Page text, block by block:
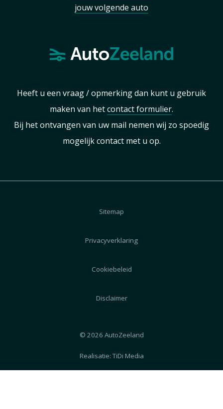
jouw volgende auto
Heeft u een vraag / opmerking dan kunt u gebruik
maken van hetcontact formulier.
Bij het ontvangen van uw mail nemen wij zo spoedig
mogelijk contact met u op.
Sitemap
Privacyverklaring
Cookiebeleid
Disclaimer
© 2026 AutoZeeland
Realisatie: TiDi Media